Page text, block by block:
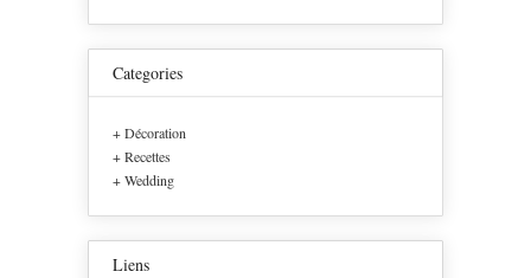
Categories
Décoration
Recettes
Wedding
Liens